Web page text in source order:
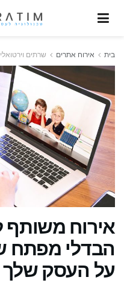
בית אירוח אתרים שרתים
הבדלי מפתח
על העסק שלך